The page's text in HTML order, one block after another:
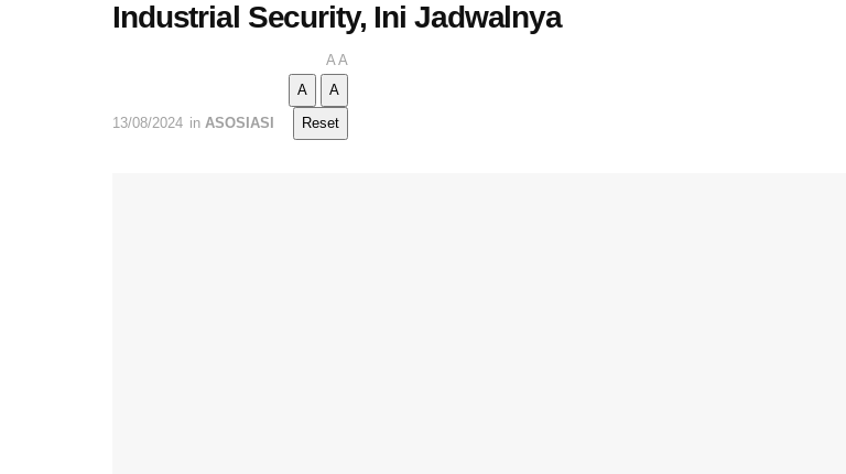
Industrial Security, Ini Jadwalnya
13/08/2024 in ASOSIASI
A A
A
A
Reset